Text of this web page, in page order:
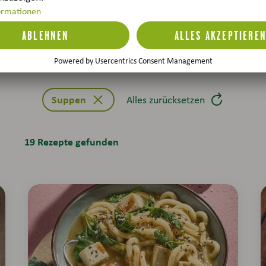
Ernährung Zubereitungszeit
Suppen Alles zurücksetzen
19 Rezepte gefunden